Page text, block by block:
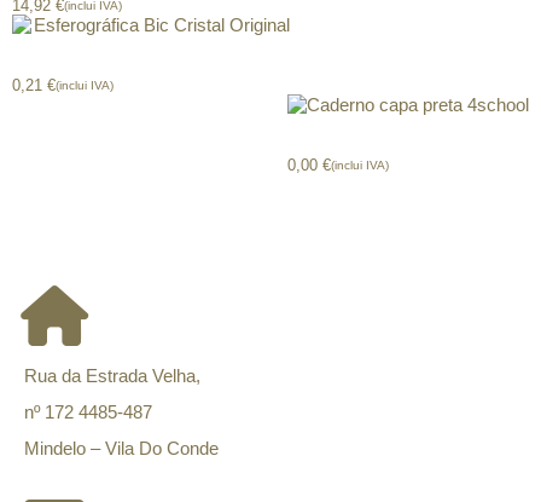
14,92 €(inclui IVA)
0,21 €(inclui IVA)
0,00 €(inclui IVA)
Rua da Estrada Velha,
nº 172 4485-487
Mindelo – Vila Do Conde